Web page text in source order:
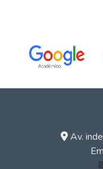
Av.